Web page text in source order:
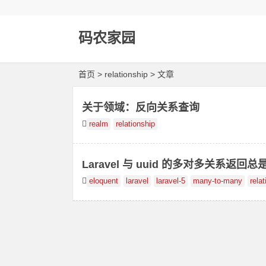
码农家园
首页 > relationship > 文章
关于领域：反向关系查询
realm relationship
Laravel 与 uuid 的多对多关系返回总
eloquent laravel laravel-5 many-to-many